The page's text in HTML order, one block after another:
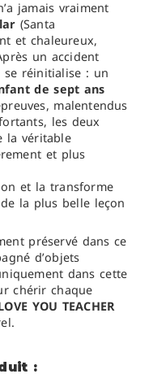
jamais vraiment
(Santa
et chaleureux,
un accident
se réinitialise : un
de sept ans
malentendus
les deux
la véritable
et plus
et la transforme
la plus belle leçon
préservé dans ce
d’objets
dans cette
chérir chaque
YOU TEACHER
: